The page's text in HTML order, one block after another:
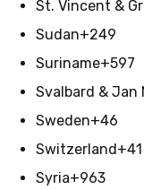
St. Vincent &
Sudan+249
Suriname+597
Svalbard & Jan
Sweden+46
Switzerland+41
Syria+963